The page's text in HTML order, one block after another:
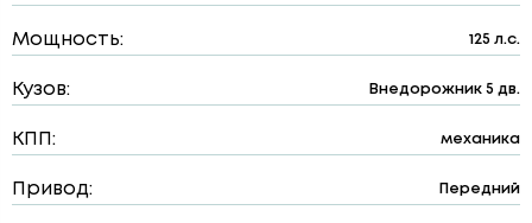
Мощность: 125 л.с.
Кузов: Внедорожник 5 дв.
КПП: механика
Привод: Передний